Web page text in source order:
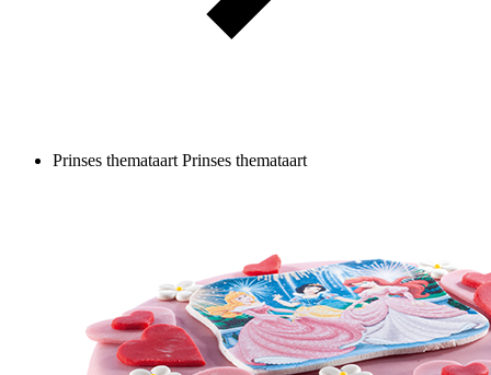
Prinses themataart Prinses themataart